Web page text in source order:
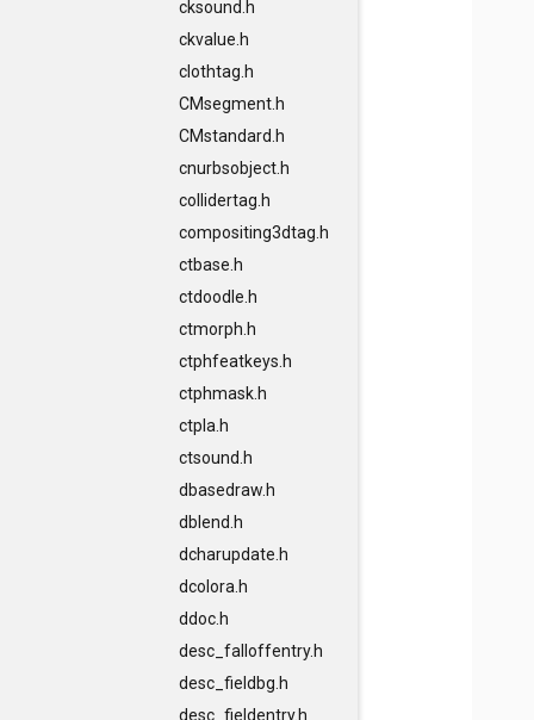
cksound.h
ckvalue.h
clothtag.h
CMsegment.h
CMstandard.h
cnurbsobject.h
collidertag.h
compositing3dtag.h
ctbase.h
ctdoodle.h
ctmorph.h
ctphfeatkeys.h
ctphmask.h
ctpla.h
ctsound.h
dbasedraw.h
dblend.h
dcharupdate.h
dcolora.h
ddoc.h
desc_falloffentry.h
desc_fieldbg.h
desc_fieldentry.h